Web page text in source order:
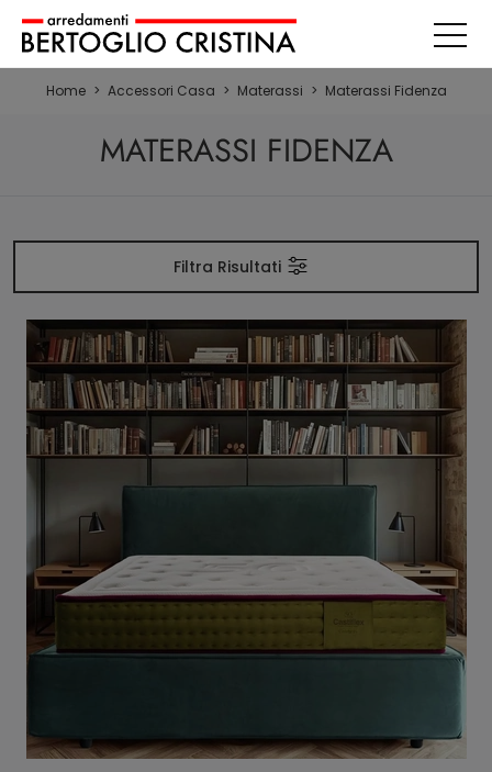
Home > Accessori Casa > Materassi > Materassi Fidenza
MATERASSI FIDENZA
Filtra Risultati